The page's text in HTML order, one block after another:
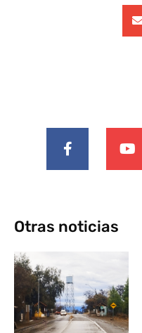
Otras noticias